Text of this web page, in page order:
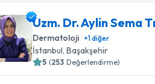
Uzm. Dr. Aylin Sema
Dermatoloji +1diğer
İstanbul, Başakşehir
5 (253 Değerlendirme)